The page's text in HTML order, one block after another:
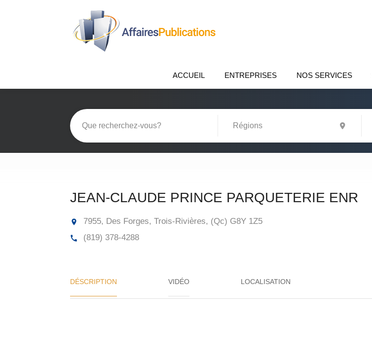
ACCUEIL ENTREPRISES NOS SERVICES
JEAN-CLAUDE PRINCE PARQUETERIE ENR
7955, Des Forges, Trois-Rivières, (Qc) G8Y 1Z5
(819) 378-4288
DÉSCRIPTION VIDÉO